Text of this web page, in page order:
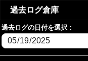
過去ログ倉庫
過去ログの日付を選択：